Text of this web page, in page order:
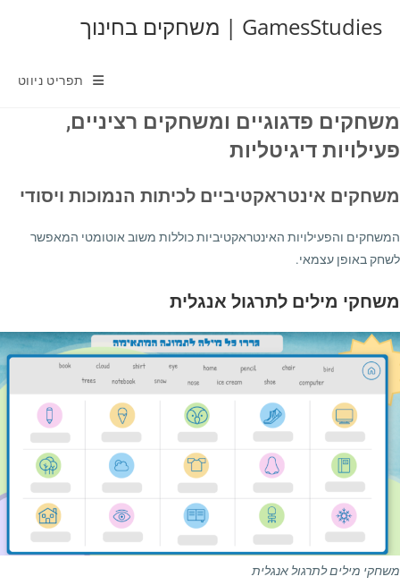
GamesStudies | משחקים בחינוך
תפריט ניווט
משחקים פדגוגיים ומשחקים רציניים,
פעילויות דיגיטליות
משחקים אינטראקטיביים לכיתות הנמוכות ויסודי
המשחקים והפעילויות האינטראקטיביות כוללות משוב אוטומטי המאפשר
לשחק באופן עצמאי.
משחקי מילים לתרגול אנגלית
משחקי מילים לתרגול אנגלית